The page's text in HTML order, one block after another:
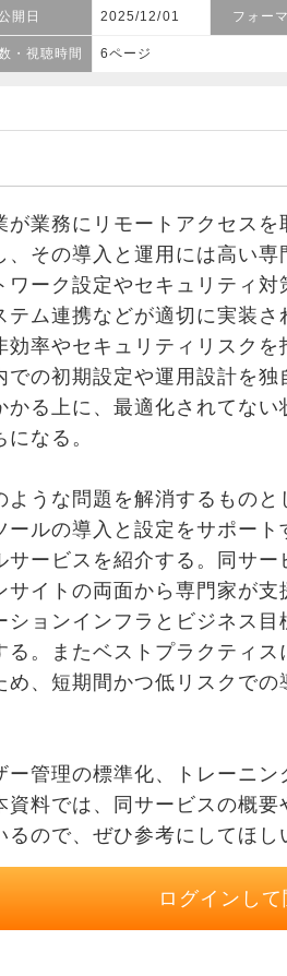
開日 2025/12/01 フォー
・視聴時間 6ページ
業務にリモートアクセスを
、その導入と運用には高い専
ーク設定やセキュリティ対
テム連携などが適切に実装さ
効率やセキュリティリスクを
での初期設定や運用設計を独
かる上に、最適化されてない
なる。
うな問題を解消するものと
ールの導入と設定をサポート
サービスを紹介する。同サー
サイトの両面から専門家が支
ションインフラとビジネス目
る。またベストプラクティス
、短期間かつ低リスクでの
管理の標準化、トレーニ
資料では、同サービスの概
ので、ぜひ参考にしてほし
ログインして